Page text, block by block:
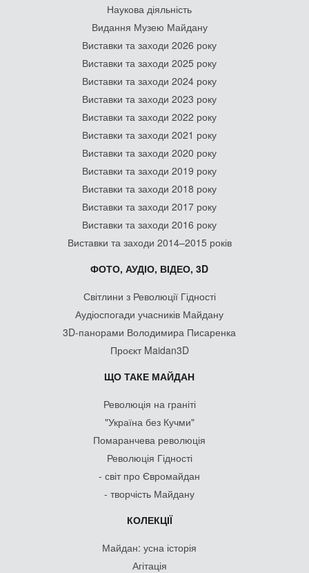
Наукова діяльність
Видання Музею Майдану
Виставки та заходи 2026 року
Виставки та заходи 2025 року
Виставки та заходи 2024 року
Виставки та заходи 2023 року
Виставки та заходи 2022 року
Виставки та заходи 2021 року
Виставки та заходи 2020 року
Виставки та заходи 2019 року
Виставки та заходи 2018 року
Виставки та заходи 2017 року
Виставки та заходи 2016 року
Виставки та заходи 2014–2015 років
ФОТО, АУДІО, ВІДЕО, 3D
Світлини з Революції Гідності
Аудіоспогади учасників Майдану
3D-панорами Володимира Писаренка
Проєкт Maidan3D
ЩО ТАКЕ МАЙДАН
Революція на граніті
"Україна без Кучми"
Помаранчева революція
Революція Гідності
- світ про Євромайдан
- творчість Майдану
КОЛЕКЦІЇ
Майдан: усна історія
Агітація